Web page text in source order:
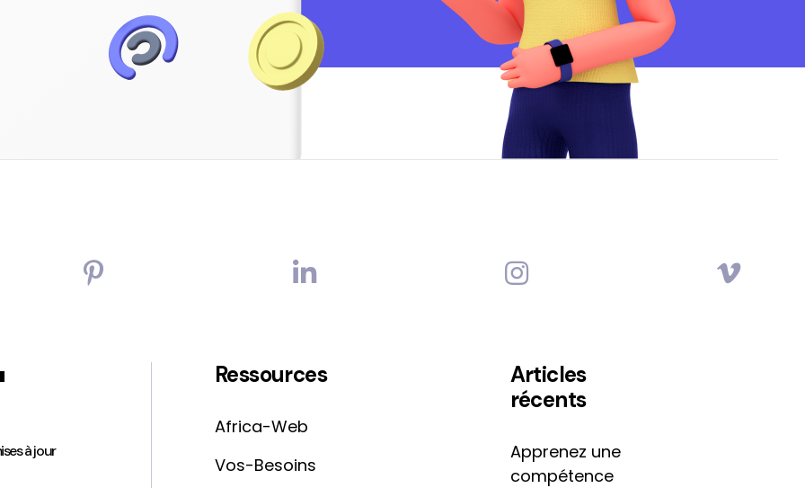
à jour
Ressources
Africa-Web
Vos-Besoins
Articles
récents
Apprenez une
compétence